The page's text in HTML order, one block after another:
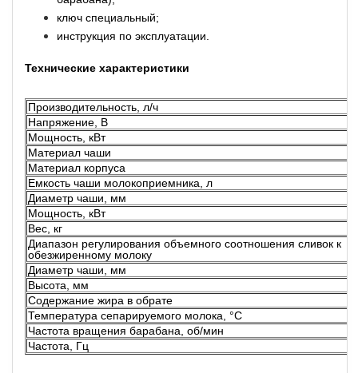
ключ специальный;
инструкция по эксплуатации.
Технические характеристики
Производительность, л/ч
Напряжение, В
Мощность, кВт
Материал чаши
Материал корпуса
Емкость чаши молокоприемника, л
Диаметр чаши, мм
Мощность, кВт
Вес, кг
Диапазон регулирования объемного соотношения сливок к
обезжиренному молоку
Диаметр чаши, мм
Высота, мм
Содержание жира в обрате
Температура сепарируемого молока, °С
Частота вращения барабана, об/мин
Частота, Гц